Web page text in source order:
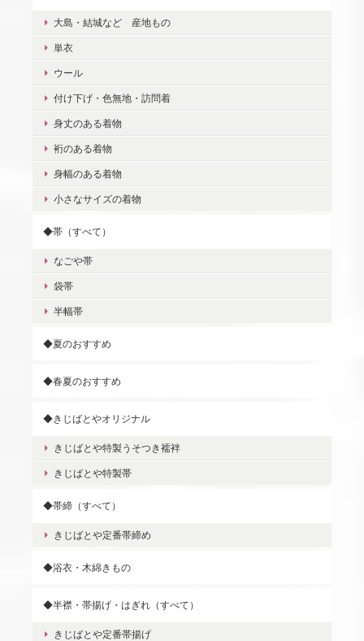
大島・結城など 産地もの
単衣
ウール
付け下げ・色無地・訪問着
身丈のある着物
裄のある着物
身幅のある着物
小さなサイズの着物
◆帯（すべて）
なごや帯
袋帯
半幅帯
◆夏のおすすめ
◆春夏のおすすめ
◆きじばとやオリジナル
きじばとや特製うそつき襦袢
きじばとや特製帯
◆帯締（すべて）
きじばとや定番帯締め
◆浴衣・木綿きもの
◆半襟・帯揚げ・はぎれ（すべて）
きじばとや定番帯揚げ